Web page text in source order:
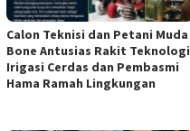
Calon Teknisi dan Petani Muda
Bone Antusias Rakit Teknologi
Irigasi Cerdas dan Pembasmi
Hama Ramah Lingkungan